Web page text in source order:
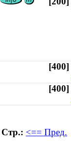
[400]
[400]
Стр.: <== Пред.